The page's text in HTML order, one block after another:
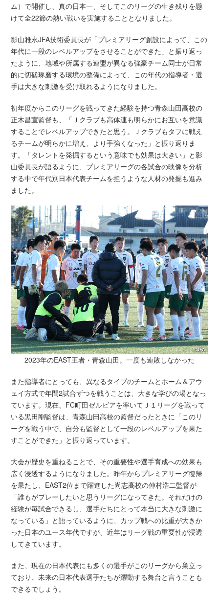
ム）で開催し、真の日本一、そしてこのリーグの生き残りを懸
けて全22節の熱い戦いを実施することとなりました。
影山雅永JFA技術委員長が「プレミアリーグ創設によって、この
年代に一段のレベルアップをさせることができた」と振り返っ
たように、地域や所属する連盟が異なる強豪チーム同士が日常
的に切磋琢磨する環境の整備によって、この年代の指導者・選
手は大きな刺激を受け取れるようになりました。
初年度からこのリーグを戦ってきた経験を持つ青森山田高校の
正木昌宣監督も、「Ｊクラブも高体連も明らかにお互いを意識
することでレベルアップできたと思う。Ｊクラブもタフに戦え
るチームが明らかに増え、より手強くなった」と振り返りま
す。「タレントを発掘するという意味でも効果は大きい」と影
山委員長が語るように、プレミアリーグの各試合の映像を分析
する中で年代別日本代表チームを担うような人材の発掘も進み
ました。
2023年のEAST王者・青森山田。一度も連敗しなかった
また指導者にとっても、異なるタイプのチームとホーム＆アウ
ェイ方式で年間2試合ずつを戦うことは、大きな学びの場となっ
ています。現在、FC町田ゼルビアを率いてＪ１リーグを戦って
いる黒田剛監督は、青森山田高校の監督だったときに「このリ
ーグを戦う中で、自分も監督として一段のレベルアップを果た
すことができた」と振り返っています。
大会が歴史を重ねることで、その重要性や選手育成への効果も
広く浸透するようになりました。昨年からプレミアリーグ復帰
を果たし、EAST2位まで躍進した尚志高校の仲村浩二監督が
「誰もがプレーしたいと思うリーグになってきた。それだけの
経験が毎試合できるし、選手たちにとって本当に大きな刺激に
なっている」と語っているように、カップ戦への比重が大きか
った日本のユース年代ですが、近年はリーグ戦の重要性が浸透
してきています。
また、現在の日本代表にも多くの選手がこのリーグから巣立っ
ており、未来の日本代表選手たちが躍動する舞台と言うことも
できるでしょう。